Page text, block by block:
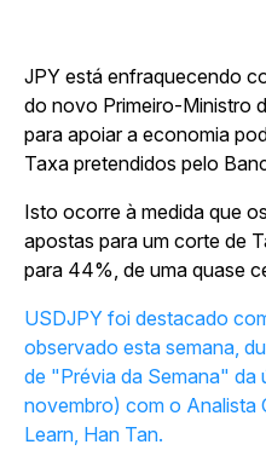
JPY está enfraquecendo
do novo Primeiro-Ministro
para apoiar a economia
Taxa pretendidos pelo
Isto ocorre à medida que
apostas para um corte de
para 44%, de uma quase
USDJPY foi destacado
observado esta semana,
de "Prévia da Semana" da
novembro) com o Analista
Learn, Han Tan.